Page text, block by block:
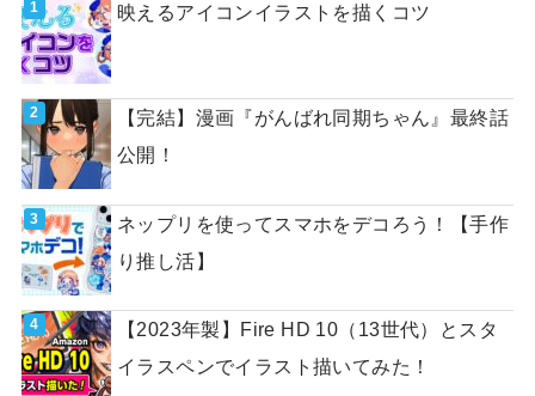
映えるアイコンイラストを描くコツ
【完結】漫画『がんばれ同期ちゃん』最終話
公開！
ネップリを使ってスマホをデコろう！【手作
り推し活】
【2023年製】Fire HD 10（13世代）とスタ
イラスペンでイラスト描いてみた！